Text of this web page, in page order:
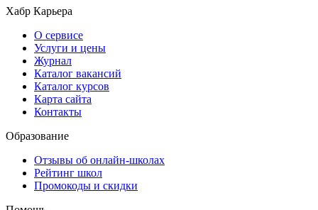
Хабр Карьера
О сервисе
Услуги и цены
Журнал
Каталог вакансий
Каталог курсов
Карта сайта
Контакты
Образование
Отзывы об онлайн-школах
Рейтинг школ
Промокоды и скидки